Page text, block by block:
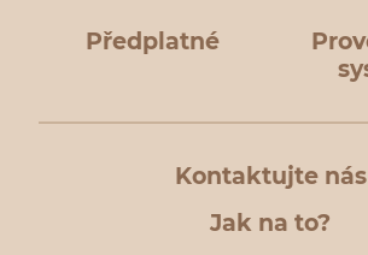
Předplatné
Kontaktujte nás
Jak na to?